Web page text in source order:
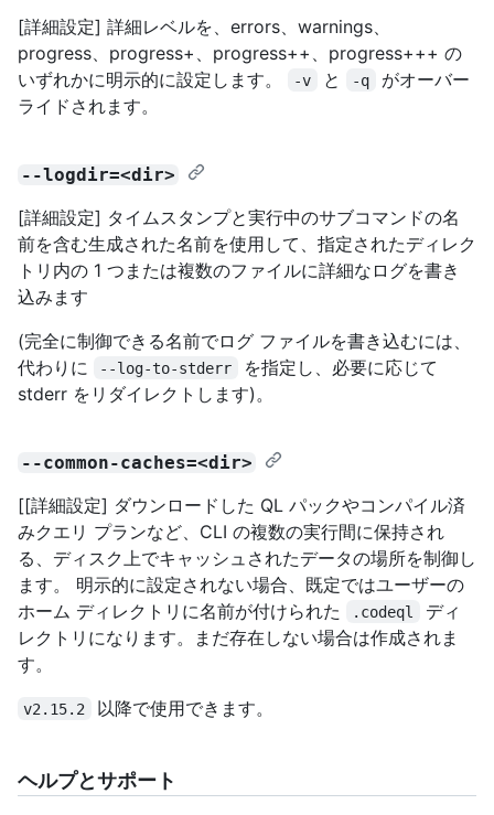
[詳細設定] 詳細レベルを、errors、warnings、
progress、progress+、progress++、progress+++ の
いずれかに明示的に設定します。
-v と -q
がオーバー
ライドされます。
--logdir=<dir>
[詳細設定] タイムスタンプと実行中のサブコマンドの名
前を含む生成された名前を使用して、指定されたディレク
トリ内の 1 つまたは複数のファイルに詳細なログを書き
込みます
(完全に制御できる名前でログ ファイルを書き込むには、
代わりに
--log-to-stderr
を指定し、必要に応じて
stderr をリダイレクトします)。
--common-caches=<dir>
[[詳細設定] ダウンロードした QL パックやコンパイル済
みクエリ プランなど、CLI の複数の実行間に保持され
る、ディスク上でキャッシュされたデータの場所を制御し
ます。 明示的に設定されない場合、既定ではユーザーの
ホーム ディレクトリに名前が付けられた
.codeql
ディ
レクトリになります。まだ存在しない場合は作成されま
す。
v2.15.2 以降で使用できます。
ヘルプとサポート